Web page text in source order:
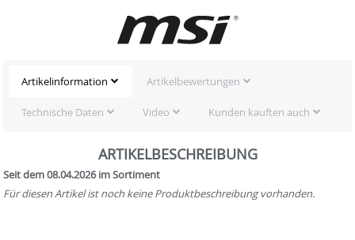
Artikelinformation Artikelbewertungen
Technische Daten Video Kunden kauften auch
ARTIKELBESCHREIBUNG
Seit dem 08.04.2026 im Sortiment
Für diesen Artikel ist noch keine Produktbeschreibung vorhanden.